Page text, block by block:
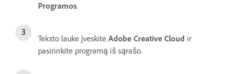
Programos.
Teksto lauke įveskite Adobe Creative Cloud ir
pasirinkite programą iš sąrašo.